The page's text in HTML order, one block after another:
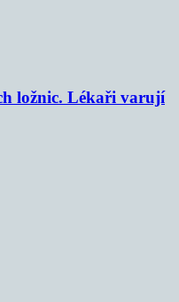
ložnic. Lékaři varují